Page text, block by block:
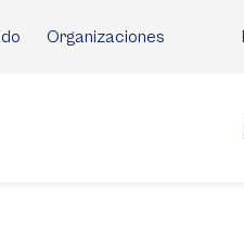
Organizaciones